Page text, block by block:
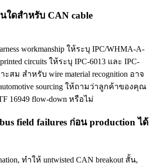
ใดสำหรับ CAN cable
workmanship ให้ระบุ IPC/WHMA-A-
circuits ให้ระบุ IPC-6013 และ IPC-
สม สำหรับ wire material recognition อาจ
sourcing ให้ถามว่าลูกค้าของคุณ
16949 flow-down หรือไม่
field failures ก่อน production ได้
ทำให้ untwisted CAN breakout สั้น,